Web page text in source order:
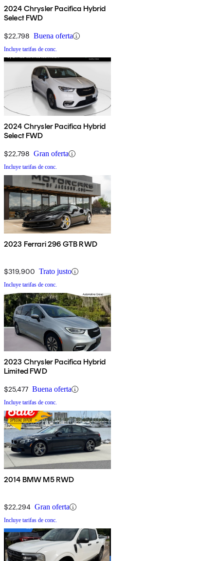
2024 Chrysler Pacifica Hybrid
Select FWD
$22,798 Buena oferta
Incluye tarifas de conc.
2024 Chrysler Pacifica Hybrid
Select FWD
$22,798 Gran oferta
Incluye tarifas de conc.
2023 Ferrari 296 GTB RWD
$319,900 Trato justo
Incluye tarifas de conc.
2023 Chrysler Pacifica Hybrid
Limited FWD
$25,477 Buena oferta
Incluye tarifas de conc.
2014 BMW M5 RWD
$22,294 Gran oferta
Incluye tarifas de conc.